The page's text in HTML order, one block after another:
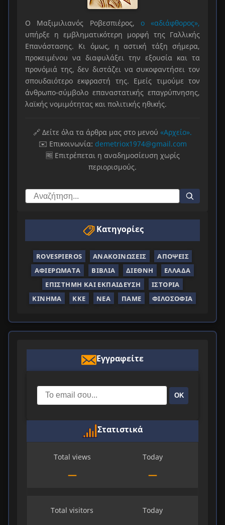
Ο Μαξιμιλιανός Ροβεσπιέρος, ο «αδιάφθορος»,
υπήρξε η εμβληματικότερη μορφή της Γαλλικής
Επανάστασης. Κι όμως, η αστική τάξη σήμερα,
προκειμένου να διαφυλάξει την εξουσία και τα
προνόμιά της, δεν διστάζει να συκοφαντήσει τον
σπουδαιότερο εκφραστή της. Εμείς τιμούμε τον
άνθρωπο-σύμβολο επαναστατικής επαγρύπνησης,
λαϊκής νομιμότητας και πολιτικής ηθικής.
🔗 Δείτε όλα τα άρθρα μας στο μενού «Αρχείο».
✉️ Επικοινωνία: demetriox1974@gmail.com
🆓 Επιτρέπεται η αναδημοσίευση χωρίς
περιορισμούς.
Κατηγορίες
ROVESPIEROS ΑΝΑΚΟΙΝΏΣΕΙΣ
ΑΠΌΨΕΙΣ
ΑΦΙΕΡΏΜΑΤΑ
ΒΙΒΛΊΑ ΔΙΕΘΝΉ
ΕΛΛΆΔΑ
ΕΠΙΣΤΉΜΗ ΚΑΙ ΕΚΠΑΊΔΕΥΣΗ
ΙΣΤΟΡΊΑ
ΚΊΝΗΜΑ
ΚΚΕ ΝΈΑ ΠΑΜΕ ΦΙΛΟΣΟΦΊΑ
Εγγραφείτε
ΟΚ
Στατιστικά
Total views
—
Today
—
Total visitors Today